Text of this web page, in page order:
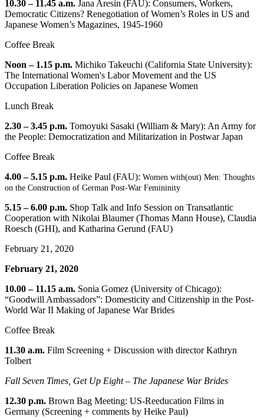
10.30 – 11.45 a.m. Jana Aresin (FAU): Consumers, Workers,
Democratic Citizens? Renegotiation of Women’s Roles in US and
Japanese Women’s Magazines, 1945-1960
Coffee Break
Noon – 1.15 p.m. Michiko Takeuchi (California State University):
The International Women's Labor Movement and the US
Occupation Liberation Policies on Japanese Women
Lunch Break
2.30 – 3.45 p.m. Tomoyuki Sasaki (William & Mary): An Army for
the People: Democratization and Militarization in Postwar Japan
Coffee Break
4.00 – 5.15 p.m. Heike Paul (FAU): Women with(out) Men: Thoughts
on the Construction of German Post-War Femininity
5.15 – 6.00 p.m. Shop Talk and Info Session on Transatlantic
Cooperation with Nikolai Blaumer (Thomas Mann House), Claudia
Roesch (GHI), and Katharina Gerund (FAU)
February 21, 2020
February 21, 2020
10.00 – 11.15 a.m. Sonia Gomez (University of Chicago):
“Goodwill Ambassadors”: Domesticity and Citizenship in the Post-
World War II Making of Japanese War Brides
Coffee Break
11.30 a.m. Film Screening + Discussion with director Kathryn
Tolbert
Fall Seven Times, Get Up Eight – The Japanese War Brides
12.30 p.m. Brown Bag Meeting: US-Reeducation Films in
Germany (Screening + comments by Heike Paul)